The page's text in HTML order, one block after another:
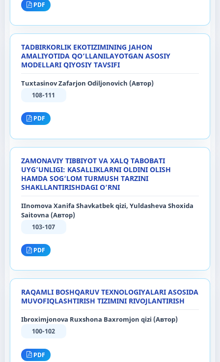
PDF
TADBIRKORLIK EKOTIZIMINING JAHON
AMALIYOTIDA QO‘LLANILAYOTGAN ASOSIY
MODELLARI QIYOSIY TAVSIFI
Tuxtasinov Zafarjon Odiljonovich (Автор)
108-111
PDF
ZAMONAVIY TIBBIYOT VA XALQ TABOBATI
UYG‘UNLIGI: KASALLIKLARNI OLDINI OLISH
HAMDA SOG‘LOM TURMUSH TARZINI
SHAKLLANTIRISHDAGI O‘RNI
IInomova Xanifa Shavkatbek qizi, Yuldasheva Shoxida
Saitovna (Автор)
103-107
PDF
RAQAMLI BOSHQARUV TEXNOLOGIYALARI ASOSIDA
MUVOFIQLASHTIRISH TIZIMINI RIVOJLANTIRISH
Ibroximjonova Ruxshona Baxromjon qizi (Автор)
100-102
PDF